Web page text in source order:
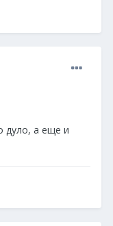
дуло, а еще и